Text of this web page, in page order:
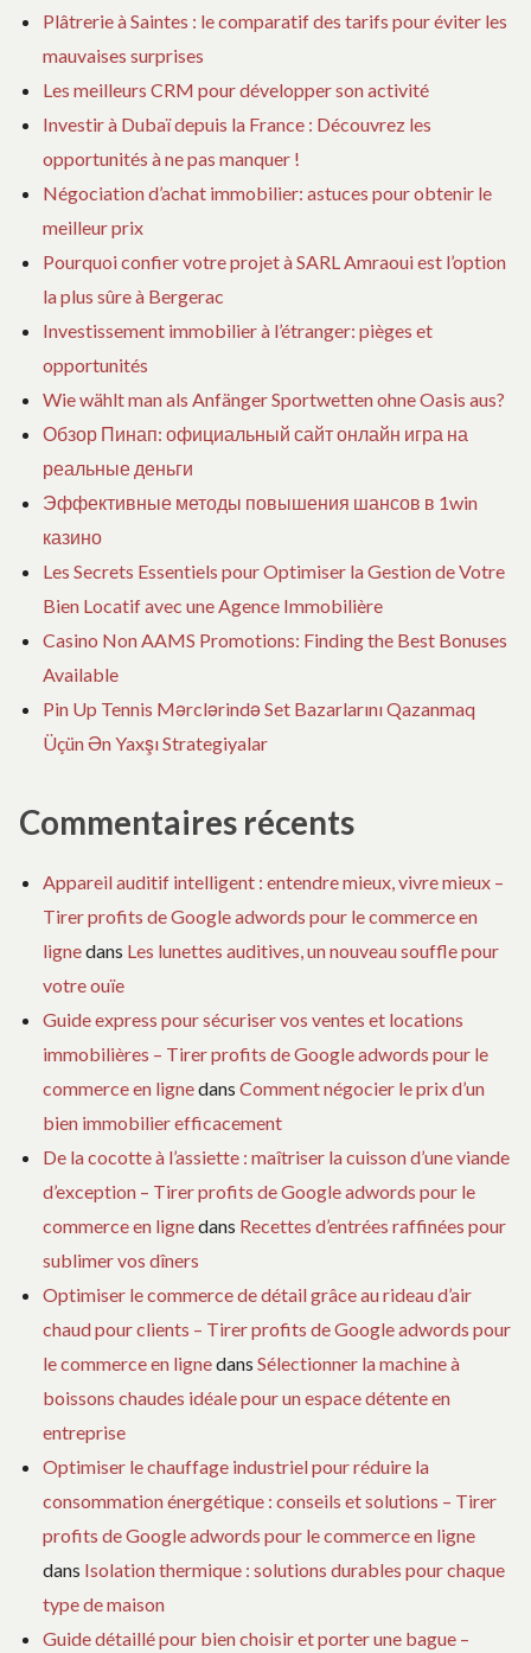
i
l
e
Plâtrerie à Saintes : le comparatif des tarifs pour éviter les
mauvaises surprises
Les meilleurs CRM pour développer son activité
Investir à Dubaï depuis la France : Découvrez les
opportunités à ne pas manquer !
Négociation d’achat immobilier: astuces pour obtenir le
meilleur prix
Pourquoi confier votre projet à SARL Amraoui est l’option
la plus sûre à Bergerac
Investissement immobilier à l’étranger: pièges et
opportunités
Wie wählt man als Anfänger Sportwetten ohne Oasis aus?
Обзор Пинап: официальный сайт онлайн игра на
реальные деньги
Эффективные методы повышения шансов в 1win
казино
Les Secrets Essentiels pour Optimiser la Gestion de Votre
Bien Locatif avec une Agence Immobilière
Casino Non AAMS Promotions: Finding the Best Bonuses
Available
Pin Up Tennis Mərclərində Set Bazarlarını Qazanmaq
Üçün Ən Yaxşı Strategiyalar
Commentaires récents
Appareil auditif intelligent : entendre mieux, vivre mieux –
Tirer profits de Google adwords pour le commerce en
lignedans Les lunettes auditives, un nouveau souffle pour
votre ouïe
Guide express pour sécuriser vos ventes et locations
immobilières – Tirer profits de Google adwords pour le
commerce en lignedans Comment négocier le prix d’un
bien immobilier efficacement
De la cocotte à l’assiette : maîtriser la cuisson d’une viande
d’exception – Tirer profits de Google adwords pour le
commerce en lignedans Recettes d’entrées raffinées pour
sublimer vos dîners
Optimiser le commerce de détail grâce au rideau d’air
chaud pour clients – Tirer profits de Google adwords pour
le commerce en lignedans Sélectionner la machine à
boissons chaudes idéale pour un espace détente en
entreprise
Optimiser le chauffage industriel pour réduire la
consommation énergétique : conseils et solutions – Tirer
profits de Google adwords pour le commerce en ligne
dans Isolation thermique : solutions durables pour chaque
type de maison
Guide détaillé pour bien choisir et porter une bague –